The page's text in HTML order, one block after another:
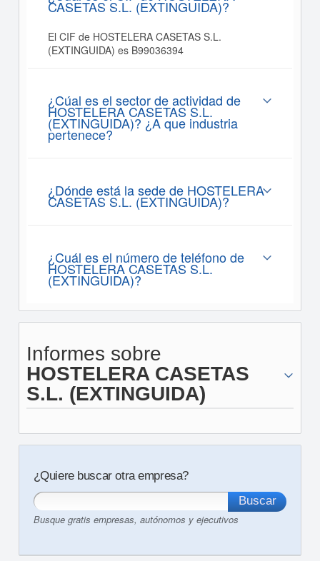
CASETAS S.L. (EXTINGUIDA)?
El CIF de HOSTELERA CASETAS S.L.
(EXTINGUIDA) es B99036394
¿Cúal es el sector de actividad de
HOSTELERA CASETAS S.L.
(EXTINGUIDA)? ¿A que industria
pertenece?
¿Dónde está la sede de HOSTELERA
CASETAS S.L. (EXTINGUIDA)?
¿Cuál es el número de teléfono de
HOSTELERA CASETAS S.L.
(EXTINGUIDA)?
Informes sobre
HOSTELERA CASETAS
S.L. (EXTINGUIDA)
¿Quiere buscar otra empresa?
Busque gratis empresas, autónomos y ejecutivos